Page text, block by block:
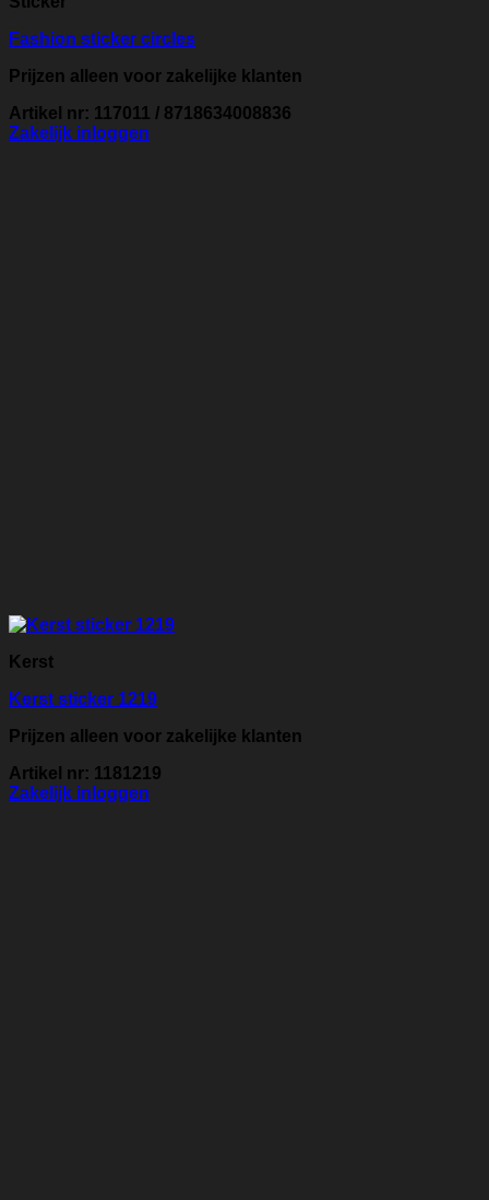
Fashion sticker circles
Prijzen alleen voor zakelijke klanten
Artikel nr: 117011 / 8718634008836
Zakelijk inloggen
Kerst
Kerst sticker 1219
Prijzen alleen voor zakelijke klanten
Artikel nr: 1181219
Zakelijk inloggen